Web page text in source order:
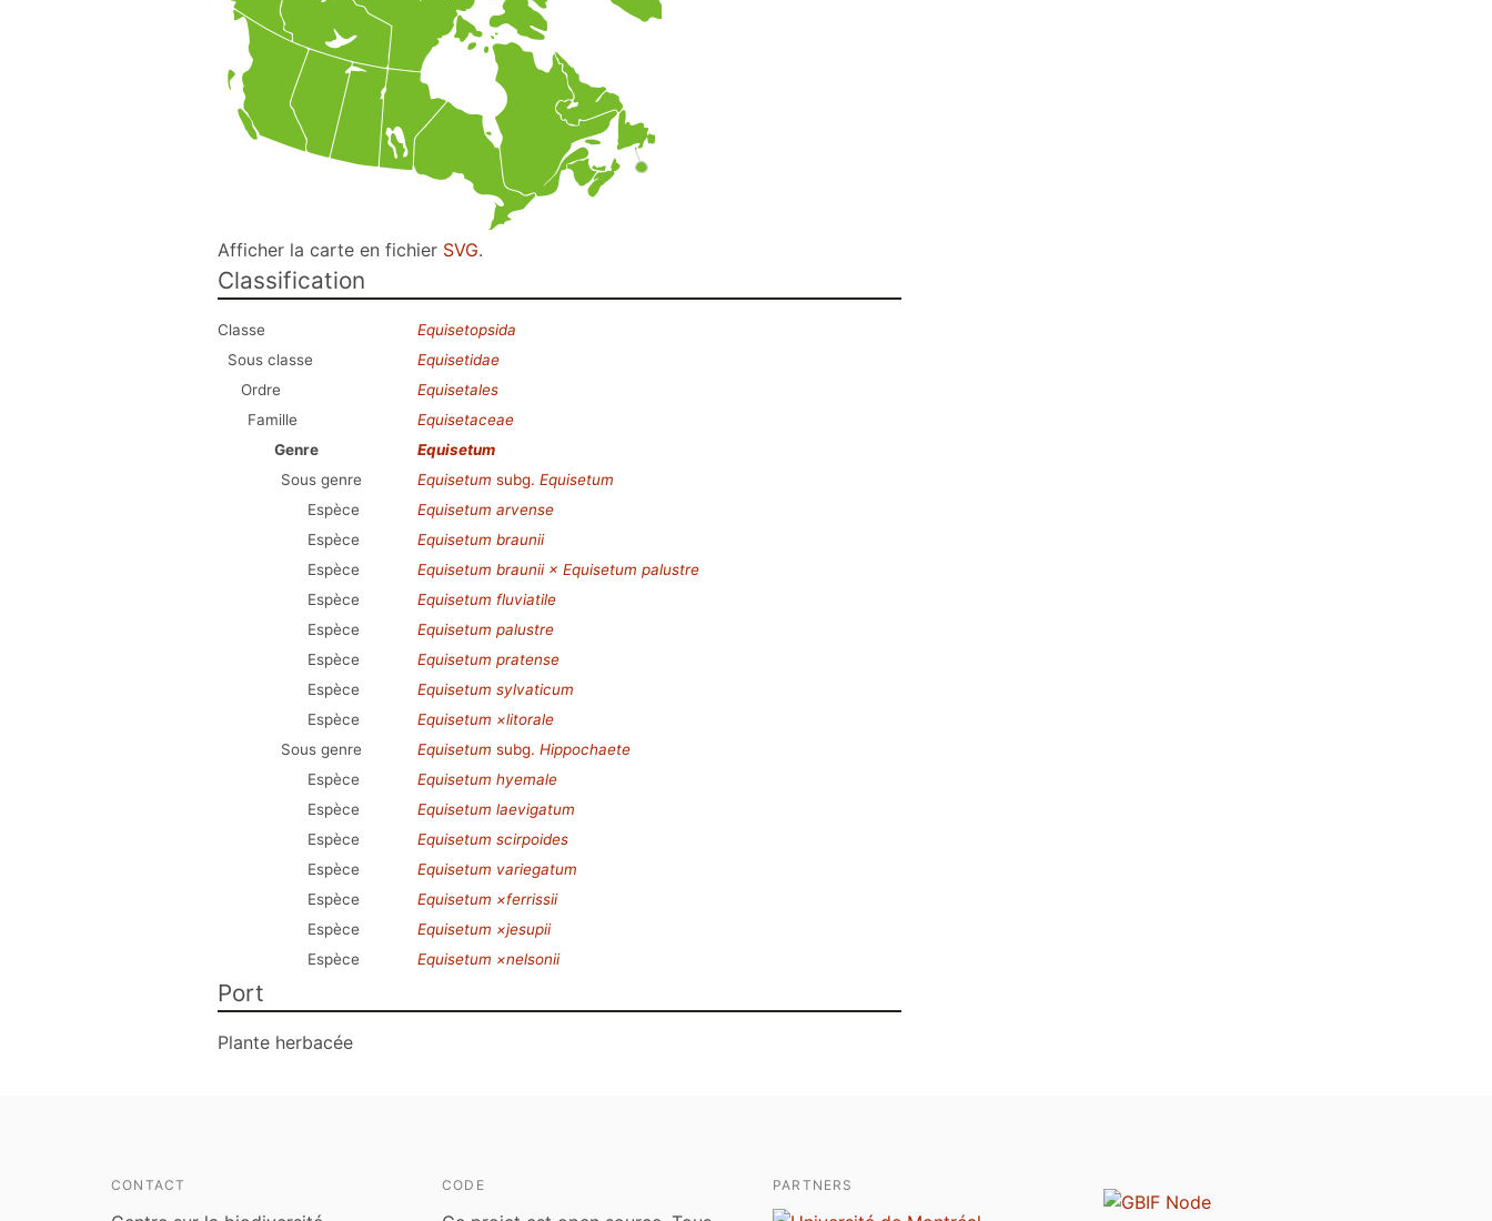
Afficher la carte en fichier SVG.
Classification
Classe
Equisetopsida
Sous classe
Equisetidae
Ordre
Equisetales
Famille
Equisetaceae
Genre
Equisetum
Sous genre
Equisetum subg. Equisetum
Espèce
Equisetum arvense
Espèce
Equisetum braunii
Espèce
Equisetum braunii × Equisetum palustre
Espèce
Equisetum fluviatile
Espèce
Equisetum palustre
Espèce
Equisetum pratense
Espèce
Equisetum sylvaticum
Espèce
Equisetum ×litorale
Sous genre
Equisetum subg. Hippochaete
Espèce
Equisetum hyemale
Espèce
Equisetum laevigatum
Espèce
Equisetum scirpoides
Espèce
Equisetum variegatum
Espèce
Equisetum ×ferrissii
Espèce
Equisetum ×jesupii
Espèce
Equisetum ×nelsonii
Port
Plante herbacée
CONTACT CODE PARTNERS